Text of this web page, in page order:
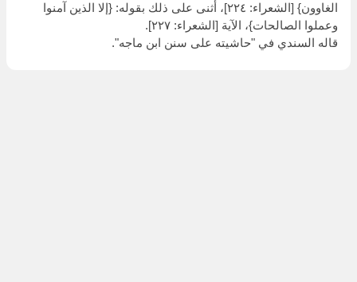
الغاوون} [الشعراء: ٢٢٤]، أثنى على ذلك بقوله: {إلا الذين آمنوا
وعملوا الصالحات}، الآية [الشعراء: ٢٢٧].
قاله السندي في "حاشيته على سنن ابن ماجه".